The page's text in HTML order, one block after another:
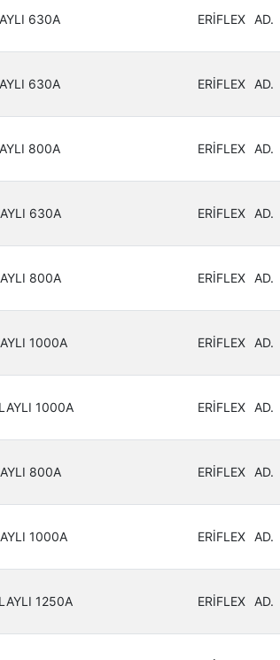
630A ERİFLEX AD.
630A ERİFLEX AD.
800A ERİFLEX AD.
630A ERİFLEX AD.
800A ERİFLEX AD.
1000A ERİFLEX AD.
1000A ERİFLEX AD.
800A ERİFLEX AD.
1000A ERİFLEX AD.
1250A ERİFLEX AD.